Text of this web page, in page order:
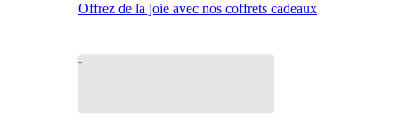
Offrez de la joie avec nos coffrets cadeaux